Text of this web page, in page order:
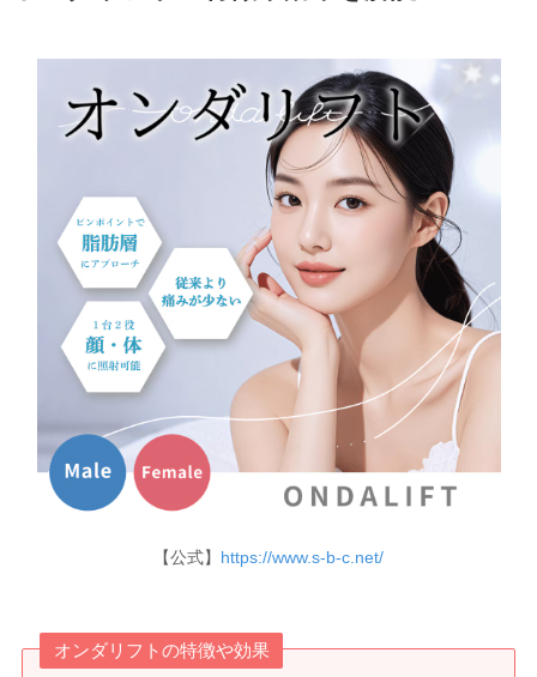
【公式】 https://www.s-b-c.net/
オンダリフトの特徴や効果